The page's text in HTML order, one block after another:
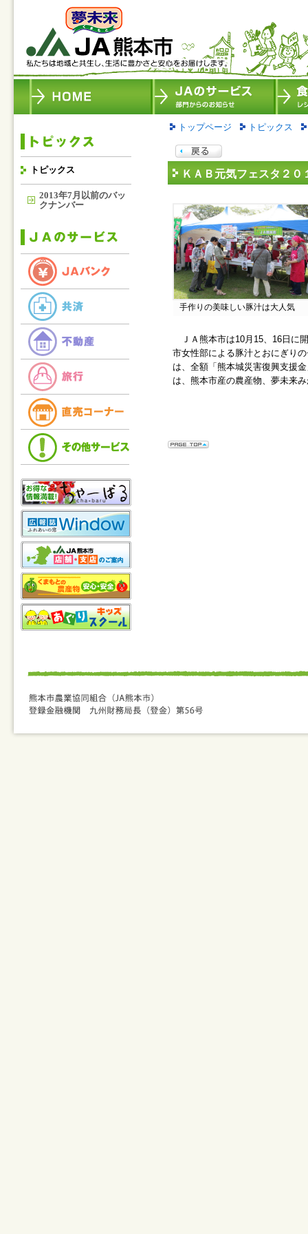
トピックス
2013年7月以前のバッ
クナンバー
トップページ トピックス
ＫＡＢ元気フェスタ２０
手作りの美味しい豚汁は大人気
ＪＡ熊本市は10月15、16日に
市女性部による豚汁とおにぎり
は、全額「熊本城災害復興支援
は、熊本市産の農産物、夢未来